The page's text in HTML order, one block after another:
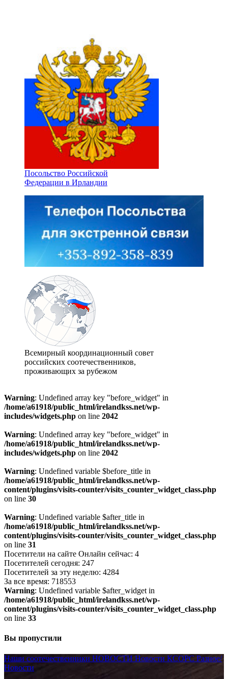
Посольство Российской
Федерации в Ирландии
Всемирный координационный совет
российских соотечественников,
проживающих за рубежом
Warning: Undefined array key "before_widget" in
/home/a61918/public_html/irelandkss.net/wp-
includes/widgets.php on line 2042
Warning: Undefined array key "before_widget" in
/home/a61918/public_html/irelandkss.net/wp-
includes/widgets.php on line 2042
Warning: Undefined variable $before_title in
/home/a61918/public_html/irelandkss.net/wp-
content/plugins/visits-counter/visits_counter_widget_class.php
on line 30
Warning: Undefined variable $after_title in
/home/a61918/public_html/irelandkss.net/wp-
content/plugins/visits-counter/visits_counter_widget_class.php
on line 31
Посетители на сайте Онлайн сейчас: 4
Посетителей сегодня: 247
Посетителей за эту неделю: 4284
За все время: 718553
Warning: Undefined variable $after_widget in
/home/a61918/public_html/irelandkss.net/wp-
content/plugins/visits-counter/visits_counter_widget_class.php
on line 33
Вы пропустили
Наши соотечественники НОВОСТИ Новости КСОРС Разное/
Новости